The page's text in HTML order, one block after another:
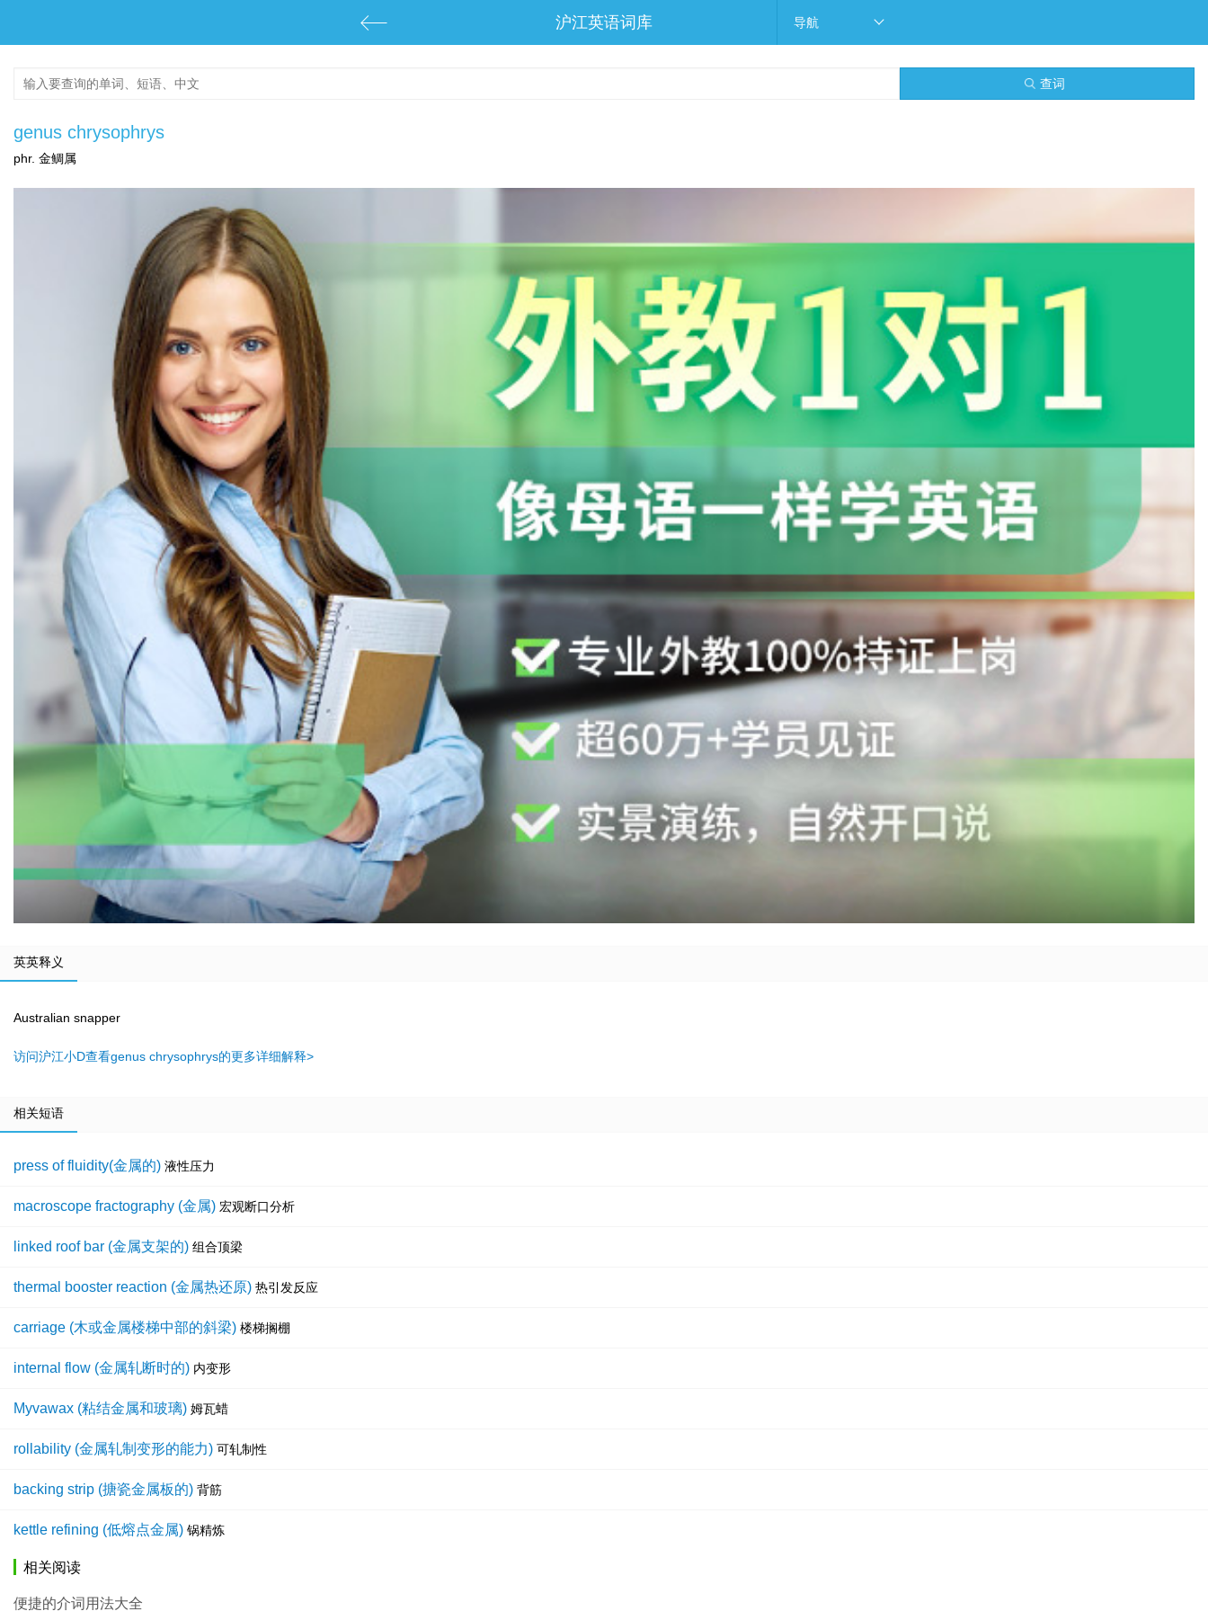
沪江英语词库 导航
查词
genus chrysophrys
phr. 金鲷属
英英释义
Australian snapper
访问沪江小D查看genus chrysophrys的更多详细解释>
相关短语
press of fluidity(金属的) 液性压力
macroscope fractography (金属) 宏观断口分析
linked roof bar (金属支架的) 组合顶梁
thermal booster reaction (金属热还原) 热引发反应
carriage (木或金属楼梯中部的斜梁) 楼梯搁棚
internal flow (金属轧断时的) 内变形
Myvawax (粘结金属和玻璃) 姆瓦蜡
rollability (金属轧制变形的能力) 可轧制性
backing strip (搪瓷金属板的) 背筋
kettle refining (低熔点金属) 锅精炼
相关阅读
便捷的介词用法大全